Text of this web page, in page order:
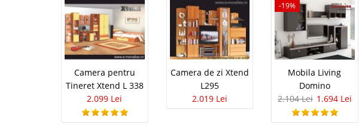
Camera pentru
Tineret Xtend L 338
2.099 Lei
Camera de zi Xtend
L295
2.019 Lei
-19%
Mobila Living
Domino
2.104 Lei 1.694 Lei